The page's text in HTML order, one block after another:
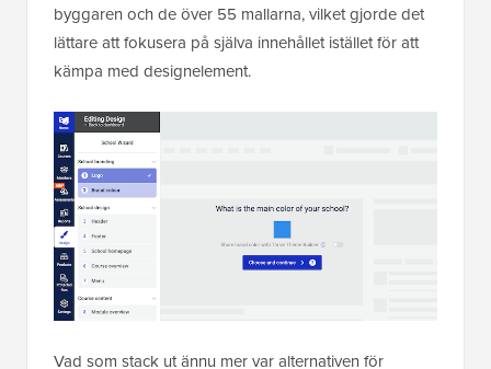
byggaren och de över 55 mallarna, vilket gjorde det
lättare att fokusera på själva innehållet istället för att
kämpa med designelement.
Vad som stack ut ännu mer var alternativen för